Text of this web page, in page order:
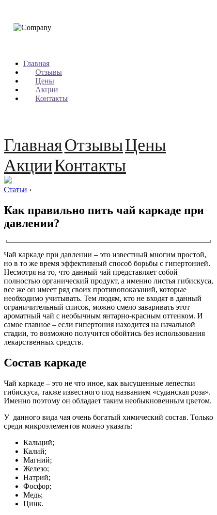
Главная
Отзывы
Цены
Акции
Контакты
ГлавнаяОтзывыЦены
АкцииКонтакты
Статьи ›
Как правильно пить чай каркаде при
давлении?
Чай каркаде при давлении – это известный многим простой,
но в то же время эффективный способ борьбы с гипертонией.
Несмотря на то, что данный чай представляет собой
полностью органический продукт, а именно листья гибискуса,
все же он имеет ряд своих противопоказаний, которые
необходимо учитывать. Тем людям, кто не входят в данный
ограничительный список, можно смело заваривать этот
ароматный чай с необычным янтарно-красным оттенком. И
самое главное – если гипертония находится на начальной
стадии, то возможно получится обойтись без использования
лекарственных средств.
Состав каркаде
Чай каркаде – это не что иное, как высушенные лепестки
гибискуса, также известного под названием «суданская роза».
Именно поэтому он обладает таким необыкновенным цветом.
У данного вида чая очень богатый химический состав. Только
среди микроэлементов можно указать:
Кальций;
Калий;
Магний;
Железо;
Натрий;
Фосфор;
Медь;
Цинк.